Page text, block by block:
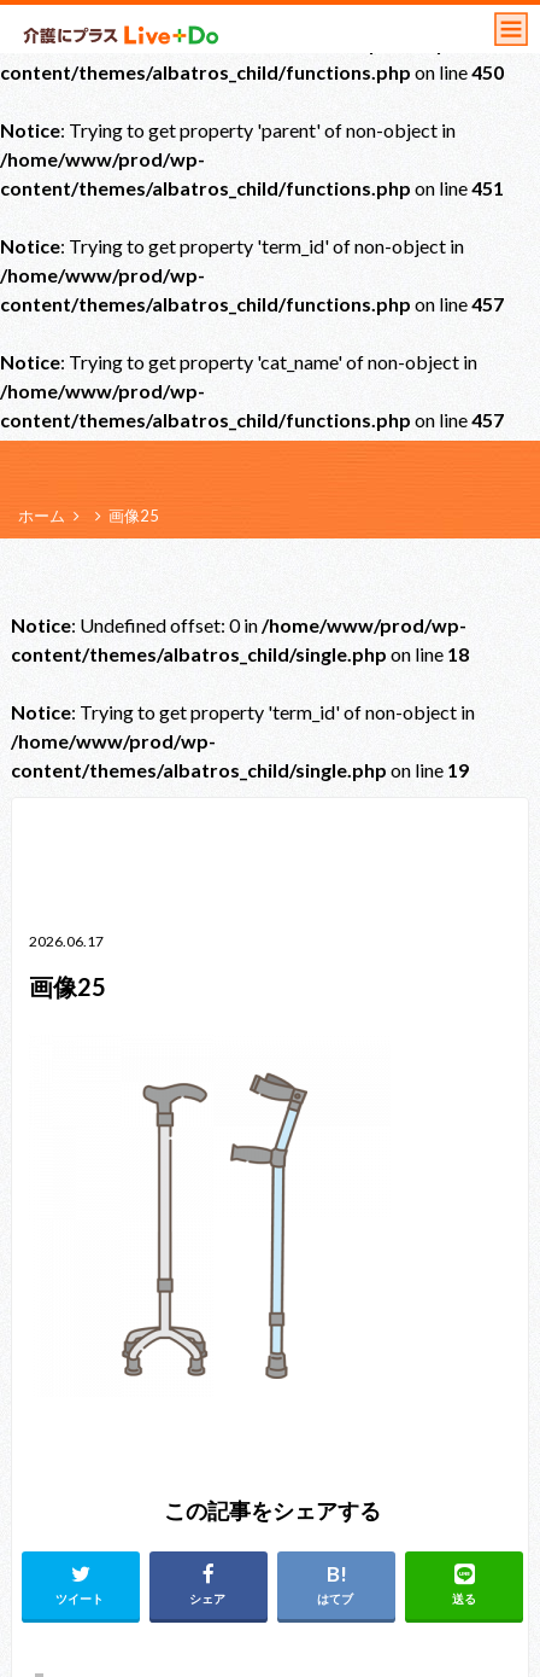
Notice: Undefined offset: 0 in
content/themes/albatros_child/functions.php on line450
Notice: Trying to get property 'parent' of non-object in
/home/www/prod/wp-
content/themes/albatros_child/functions.php on line451
Notice: Trying to get property 'term_id' of non-object in
/home/www/prod/wp-
content/themes/albatros_child/functions.php on line457
Notice: Trying to get property 'cat_name' of non-object in
/home/www/prod/wp-
content/themes/albatros_child/functions.php on line457
ホーム 画像25
Notice: Undefined offset: 0 in/home/www/prod/wp-
content/themes/albatros_child/single.php on line 18
Notice: Trying to get property 'term_id' of non-object in
/home/www/prod/wp-
content/themes/albatros_child/single.php on line 19
2026.06.17
画像25
この記事をシェアする
ツイート シェア はてブ 送る